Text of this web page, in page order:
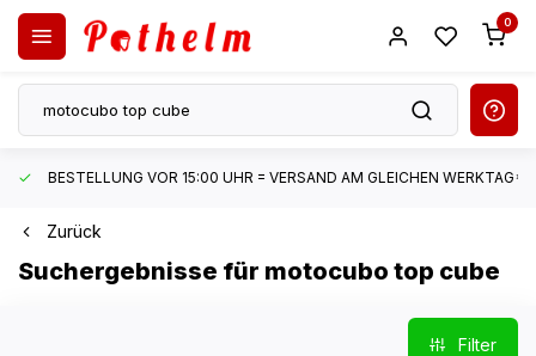
0
BESTELLUNG VOR 15:00 UHR = VERSAND AM GLEICHEN WERKTAG*
Zurück
Suchergebnisse für motocubo top cube
Filter